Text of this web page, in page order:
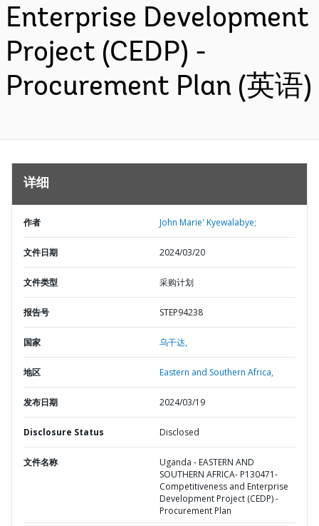
Enterprise Development
Project (CEDP) -
Procurement Plan (英语)
详细
作者 John Marie' Kyewalabye;
文件日期 2024/03/20
文件类型 采购计划
报告号 STEP94238
国家 乌干达,
地区 Eastern and Southern Africa,
发布日期 2024/03/19
Disclosure Status Disclosed
文件名称
Uganda - EASTERN AND
SOUTHERN AFRICA- P130471-
Competitiveness and Enterprise
Development Project (CEDP) -
Procurement Plan